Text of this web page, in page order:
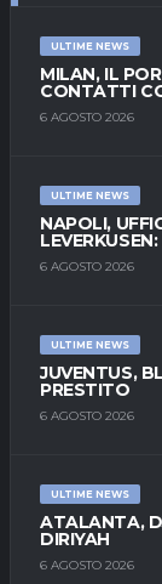
ULTIME NEWS
MILAN, IL
CONTATTI
6 AGOSTO 2026
ULTIME NEWS
NAPOLI,
6 AGOSTO 2026
ULTIME NEWS
JUVENTUS,
PRESTITO
6 AGOSTO 2026
ULTIME NEWS
ATALANTA,
DIRIYAH
6 AGOSTO 2026